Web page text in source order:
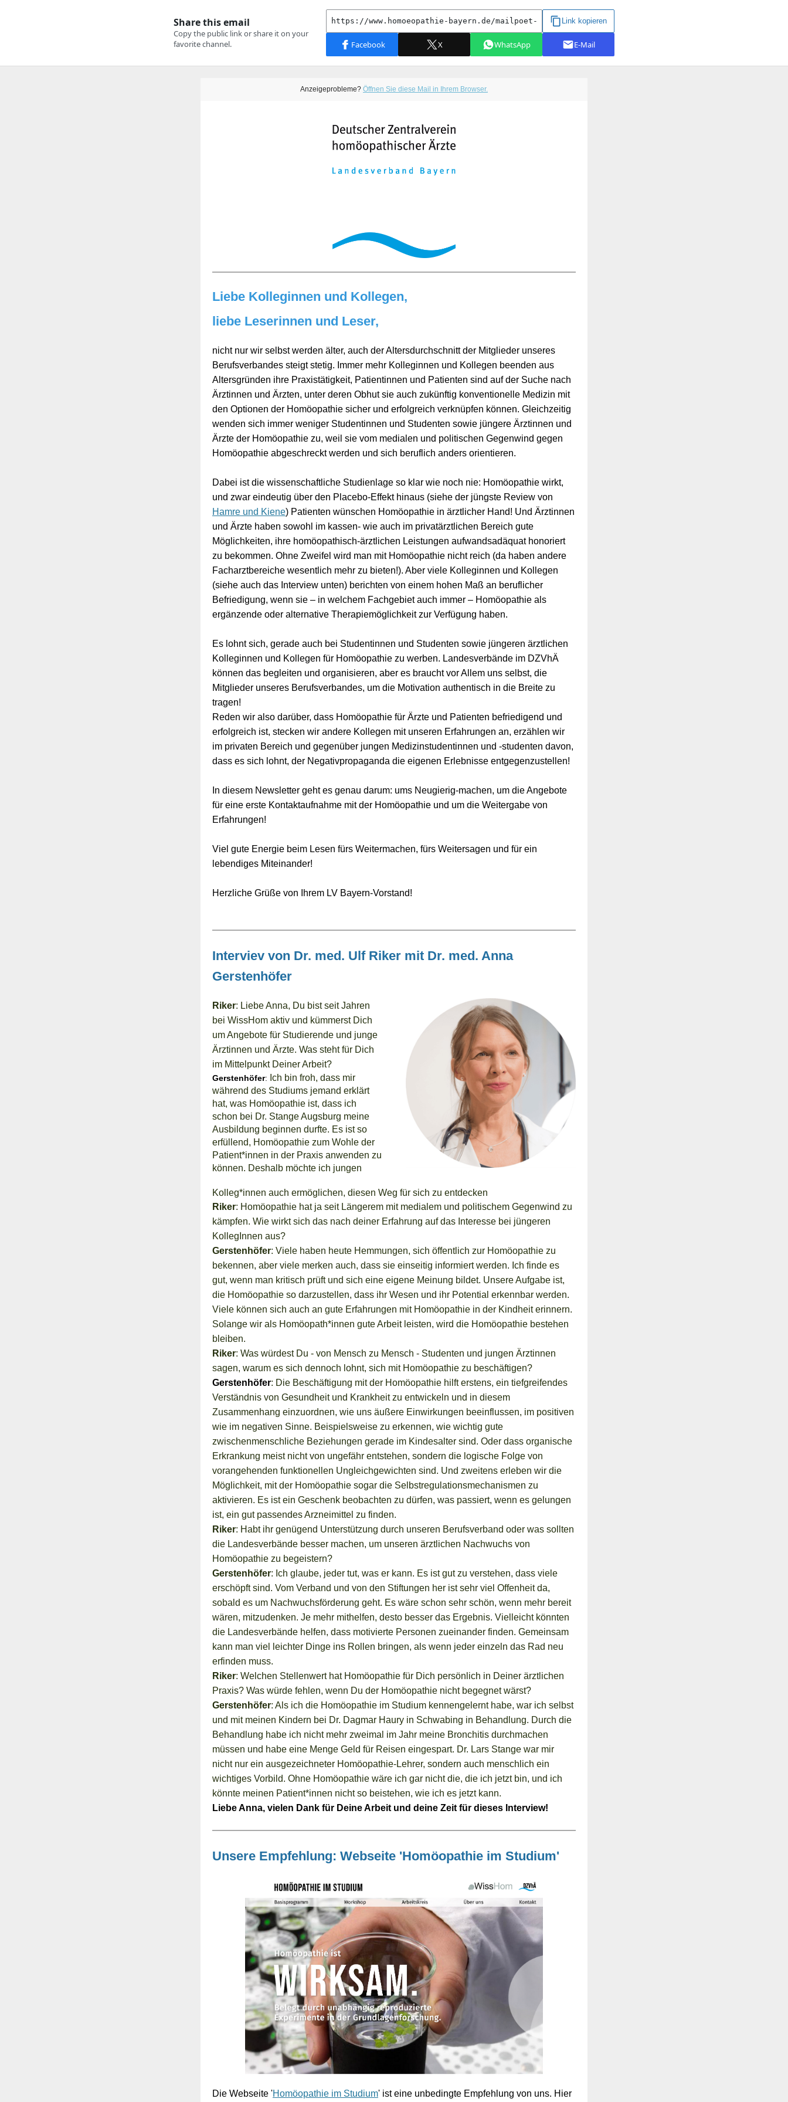
Anzeigeprobleme? Öffnen Sie diese Mail in Ihrem Browser.
Liebe Kolleginnen und Kollegen,
liebe Leserinnen und Leser,
nicht nur wir selbst werden älter, auch der Altersdurchschnitt der Mitglieder unseres
Berufsverbandes steigt stetig. Immer mehr Kolleginnen und Kollegen beenden aus
Altersgründen ihre Praxistätigkeit, Patientinnen und Patienten sind auf der Suche nach
Ärztinnen und Ärzten, unter deren Obhut sie auch zukünftig konventionelle Medizin mit
den Optionen der Homöopathie sicher und erfolgreich verknüpfen können. Gleichzeitig
wenden sich immer weniger Studentinnen und Studenten sowie jüngere Ärztinnen und
Ärzte der Homöopathie zu, weil sie vom medialen und politischen Gegenwind gegen
Homöopathie abgeschreckt werden und sich beruflich anders orientieren.
Dabei ist die wissenschaftliche Studienlage so klar wie noch nie: Homöopathie wirkt,
und zwar eindeutig über den Placebo-Effekt hinaus (siehe der jüngste Review von
Hamre und Kiene) Patienten wünschen Homöopathie in ärztlicher Hand! Und Ärztinnen
und Ärzte haben sowohl im kassen- wie auch im privatärztlichen Bereich gute
Möglichkeiten, ihre homöopathisch-ärztlichen Leistungen aufwandsadäquat honoriert
zu bekommen. Ohne Zweifel wird man mit Homöopathie nicht reich (da haben andere
Facharztbereiche wesentlich mehr zu bieten!). Aber viele Kolleginnen und Kollegen
(siehe auch das Interview unten) berichten von einem hohen Maß an beruflicher
Befriedigung, wenn sie – in welchem Fachgebiet auch immer – Homöopathie als
ergänzende oder alternative Therapiemöglichkeit zur Verfügung haben.
Es lohnt sich, gerade auch bei Studentinnen und Studenten sowie jüngeren ärztlichen
Kolleginnen und Kollegen für Homöopathie zu werben. Landesverbände im DZVhÄ
können das begleiten und organisieren, aber es braucht vor Allem uns selbst, die
Mitglieder unseres Berufsverbandes, um die Motivation authentisch in die Breite zu
tragen!
Reden wir also darüber, dass Homöopathie für Ärzte und Patienten befriedigend und
erfolgreich ist, stecken wir andere Kollegen mit unseren Erfahrungen an, erzählen wir
im privaten Bereich und gegenüber jungen Medizinstudentinnen und -studenten davon,
dass es sich lohnt, der Negativpropaganda die eigenen Erlebnisse entgegenzustellen!
In diesem Newsletter geht es genau darum: ums Neugierig-machen, um die Angebote
für eine erste Kontaktaufnahme mit der Homöopathie und um die Weitergabe von
Erfahrungen!
Viel gute Energie beim Lesen fürs Weitermachen, fürs Weitersagen und für ein
lebendiges Miteinander!
Herzliche Grüße von Ihrem LV Bayern-Vorstand!
Interviev von Dr. med. Ulf Riker mit Dr. med. Anna
Gerstenhöfer
Riker: Liebe Anna, Du bist seit Jahren
bei WissHom aktiv und kümmerst Dich
um Angebote für Studierende und junge
Ärztinnen und Ärzte. Was steht für Dich
im Mittelpunkt Deiner Arbeit?
Gerstenhöfer: Ich bin froh, dass mir
während des Studiums jemand erklärt
hat, was Homöopathie ist, dass ich
schon bei Dr. Stange Augsburg meine
Ausbildung beginnen durfte. Es ist so
erfüllend, Homöopathie zum Wohle der
Patient*innen in der Praxis anwenden zu
können. Deshalb möchte ich jungen
Kolleg*innen auch ermöglichen, diesen Weg für sich zu entdecken
Riker: Homöopathie hat ja seit Längerem mit medialem und politischem Gegenwind zu
kämpfen. Wie wirkt sich das nach deiner Erfahrung auf das Interesse bei jüngeren
KollegInnen aus?
Gerstenhöfer: Viele haben heute Hemmungen, sich öffentlich zur Homöopathie zu
bekennen, aber viele merken auch, dass sie einseitig informiert werden. Ich finde es
gut, wenn man kritisch prüft und sich eine eigene Meinung bildet. Unsere Aufgabe ist,
die Homöopathie so darzustellen, dass ihr Wesen und ihr Potential erkennbar werden.
Viele können sich auch an gute Erfahrungen mit Homöopathie in der Kindheit erinnern.
Solange wir als Homöopath*innen gute Arbeit leisten, wird die Homöopathie bestehen
bleiben.
Riker: Was würdest Du - von Mensch zu Mensch - Studenten und jungen Ärztinnen
sagen, warum es sich dennoch lohnt, sich mit Homöopathie zu beschäftigen?
Gerstenhöfer: Die Beschäftigung mit der Homöopathie hilft erstens, ein tiefgreifendes
Verständnis von Gesundheit und Krankheit zu entwickeln und in diesem
Zusammenhang einzuordnen, wie uns äußere Einwirkungen beeinflussen, im positiven
wie im negativen Sinne. Beispielsweise zu erkennen, wie wichtig gute
zwischenmenschliche Beziehungen gerade im Kindesalter sind. Oder dass organische
Erkrankung meist nicht von ungefähr entstehen, sondern die logische Folge von
vorangehenden funktionellen Ungleichgewichten sind. Und zweitens erleben wir die
Möglichkeit, mit der Homöopathie sogar die Selbstregulationsmechanismen zu
aktivieren. Es ist ein Geschenk beobachten zu dürfen, was passiert, wenn es gelungen
ist, ein gut passendes Arzneimittel zu finden.
Riker: Habt ihr genügend Unterstützung durch unseren Berufsverband oder was sollten
die Landesverbände besser machen, um unseren ärztlichen Nachwuchs von
Homöopathie zu begeistern?
Gerstenhöfer: Ich glaube, jeder tut, was er kann. Es ist gut zu verstehen, dass viele
erschöpft sind. Vom Verband und von den Stiftungen her ist sehr viel Offenheit da,
sobald es um Nachwuchsförderung geht. Es wäre schon sehr schön, wenn mehr bereit
wären, mitzudenken. Je mehr mithelfen, desto besser das Ergebnis. Vielleicht könnten
die Landesverbände helfen, dass motivierte Personen zueinander finden. Gemeinsam
kann man viel leichter Dinge ins Rollen bringen, als wenn jeder einzeln das Rad neu
erfinden muss.
Riker: Welchen Stellenwert hat Homöopathie für Dich persönlich in Deiner ärztlichen
Praxis? Was würde fehlen, wenn Du der Homöopathie nicht begegnet wärst?
Gerstenhöfer: Als ich die Homöopathie im Studium kennengelernt habe, war ich selbst
und mit meinen Kindern bei Dr. Dagmar Haury in Schwabing in Behandlung. Durch die
Behandlung habe ich nicht mehr zweimal im Jahr meine Bronchitis durchmachen
müssen und habe eine Menge Geld für Reisen eingespart. Dr. Lars Stange war mir
nicht nur ein ausgezeichneter Homöopathie-Lehrer, sondern auch menschlich ein
wichtiges Vorbild. Ohne Homöopathie wäre ich gar nicht die, die ich jetzt bin, und ich
könnte meinen Patient*innen nicht so beistehen, wie ich es jetzt kann.
Liebe Anna, vielen Dank für Deine Arbeit und deine Zeit für dieses Interview!
Unsere Empfehlung: Webseite 'Homöopathie im Studium'
Die Webseite 'Homöopathie im Studium' ist eine unbedingte Empfehlung von uns. Hier